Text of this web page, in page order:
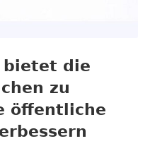
bietet die
zu
öffentliche